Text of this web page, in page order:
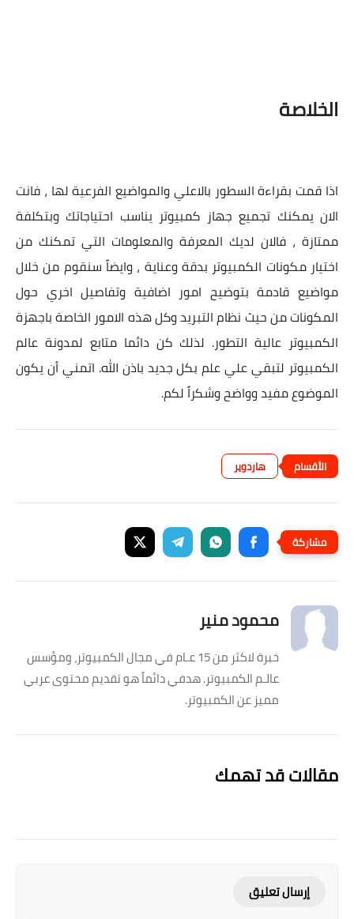
الخلاصة
اذا قمت بقراءة السطور بالاعلي والمواضيع الفرعية لها ، فانت
الان يمكنك تجميع جهاز كمبيوتر يناسب احتياجاتك وبتكلفة
ممتازة ، فالان لديك المعرفة والمعلومات التي تمكنك من
اختيار مكونات الكمبيوتر بدقة وعناية ، وايضاً سنقوم من خلال
مواضيع قادمة بتوضيح امور اضافية وتفاصيل اخري حول
المكونات من حيث نظام التبريد وكل هذه الامور الخاصة باجهزة
الكمبيوتر عالية التطور. لذلك كن دائما متابع لمدونة عالم
الكمبيوتر لتبقي علي علم بكل جديد باذن الله. اتمني أن يكون
الموضوع مفيد وواضح وشكراً لكم.
هاردوير
محمود منير
خبرة لاكثر من 15 عـام في مجال الكمبيوتر، ومؤسس
عالـم الكمبيوتر. هدفي دائماً هو تقديم محتوى عربي
مميز عن الكمبيوتر.
مقالات قد تهمك
إرسال تعليق